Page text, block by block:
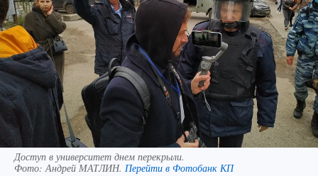
Доступ в университет днем перекрыли.
Фото:Андрей МАТЛИН. Перейти в Фотобанк КП